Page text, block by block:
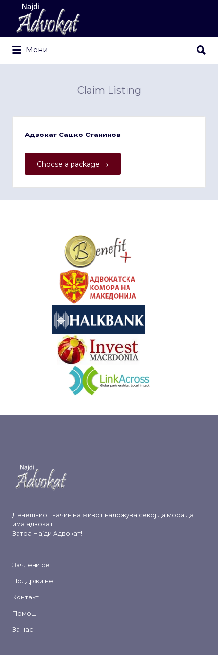
Search
for:
Мени
for:
Claim Listing
Адвокат Сашко Станинов
Денешниот начин на живот наложува секој да мора да
има адвокат.
Затоа Најди Адвокат!
Зачлени се
Поддржи не
Контакт
Помош
За нас